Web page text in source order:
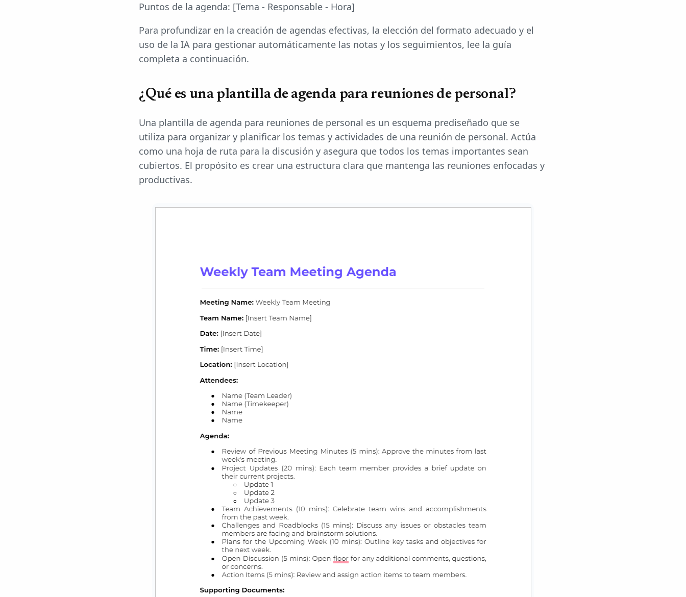
Puntos de la agenda: [Tema - Responsable - Hora]
Para profundizar en la creación de agendas efectivas, la elección del formato adecuado y el
uso de la IA para gestionar automáticamente las notas y los seguimientos, lee la guía
completa a continuación.
¿Qué es una plantilla de agenda para reuniones de personal?
Una plantilla de agenda para reuniones de personal es un esquema prediseñado que se
utiliza para organizar y planificar los temas y actividades de una reunión de personal. Actúa
como una hoja de ruta para la discusión y asegura que todos los temas importantes sean
cubiertos. El propósito es crear una estructura clara que mantenga las reuniones enfocadas y
productivas.